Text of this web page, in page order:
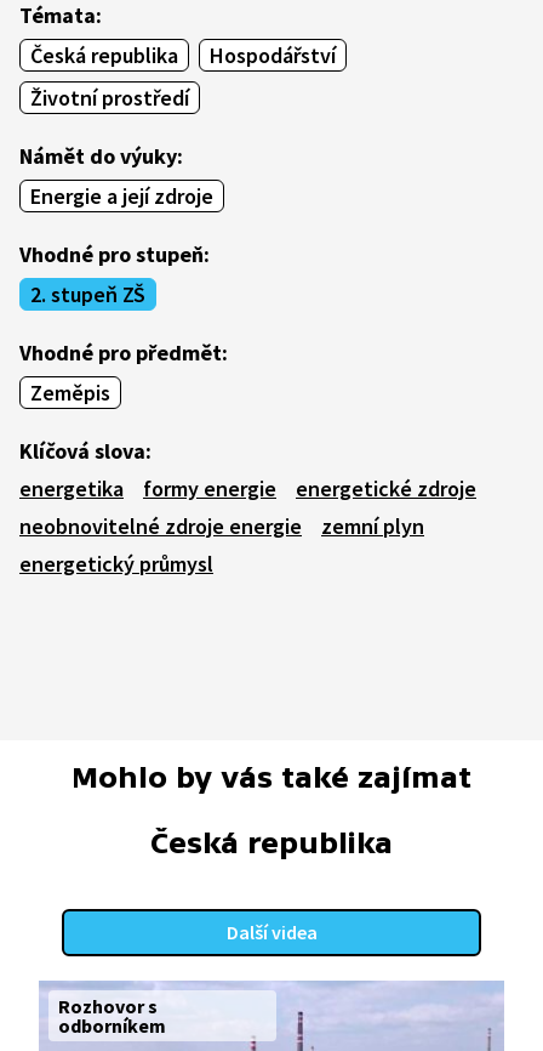
Témata:
Česká republika
Hospodářství
Životní prostředí
Námět do výuky:
Energie a její zdroje
Vhodné pro stupeň:
2. stupeň ZŠ
Vhodné pro předmět:
Zeměpis
Klíčová slova:
energetika
formy energie
energetické zdroje
neobnovitelné zdroje energie
zemní plyn
energetický průmysl
Mohlo by vás také zajímat
Česká republika
Další videa
Rozhovor s
odborníkem